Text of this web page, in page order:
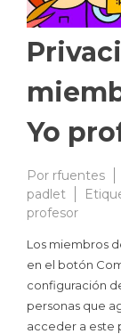
Yo
Por rfuentes
padlet
profesor
Los miembros
en el botón
configuración
personas que
acceder a este